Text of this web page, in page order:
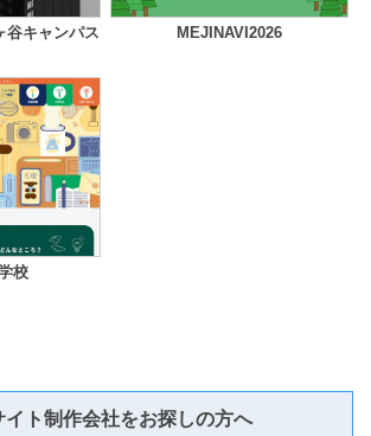
谷キャンパス MEJINAVI2026
校
ト制作会社をお探しの方へ